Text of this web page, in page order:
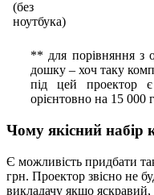
(без
ноутбука)
** для порівняння з
дошку – хоч таку
під цей проектор
орієнтовно на 15 000
Чому якісний набір
Є можливість придбати
грн. Проектор звісно не
викладачу якщо